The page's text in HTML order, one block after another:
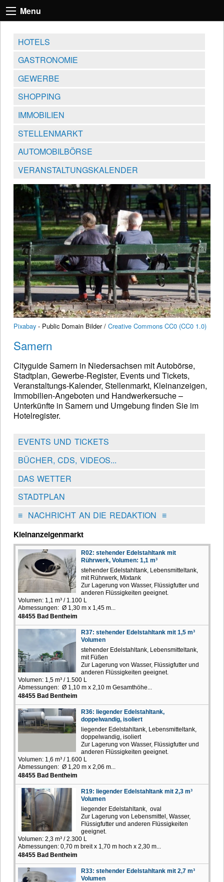
Menu
HOTELS
GASTRONOMIE
GEWERBE
SHOPPING
IMMOBILIEN
STELLENMARKT
AUTOMOBILBÖRSE
VERANSTALTUNGSKALENDER
Pixabay - Public Domain Bilder / Creative Commons CC0 (CC0 1.0)
Samern
Cityguide Samern in Niedersachsen mit Autobörse,
Stadtplan, Gewerbe-Register, Events und Tickets,
Veranstaltungs-Kalender, Stellenmarkt, Kleinanzeigen,
Immobilien-Angeboten und Handwerkersuche –
Unterkünfte in Samern und Umgebung finden Sie im
Hotelregister.
EVENTS UND TICKETS
BÜCHER, CDS, VIDEOS...
DAS WETTER
STADTPLAN
≡NACHRICHT AN DIE REDAKTION ≡
Kleinanzeigenmarkt
R02: stehender Edelstahltank mit
Rührwerk, Volumen: 1,1 m³
stehender Edelstahltank, Lebensmitteltank,
mit Rührwerk, Mixtank
Zur Lagerung von Wasser, Flüssigfutter und
anderen Flüssigkeiten geeignet.
Volumen: 1,1 m³ / 1.100 L
Abmessungen: Ø 1,30 m x 1,45 m...
48455 Bad Bentheim
R37: stehender Edelstahltank mit 1,5 m³
Volumen
stehender Edelstahltank, Lebensmitteltank,
mit Füßen
Zur Lagerung von Wasser, Flüssigfutter und
anderen Flüssigkeiten geeignet.
Volumen: 1,5 m³ / 1.500 L
Abmessungen: Ø 1,10 m x 2,10 m Gesamthöhe...
48455 Bad Bentheim
R36: liegender Edelstahltank,
doppelwandig, isoliert
liegender Edelstahltank, Lebensmitteltank,
doppelwandig, isoliert
Zur Lagerung von Wasser, Flüssigfutter und
anderen Flüssigkeiten geeignet.
Volumen: 1,6 m³ / 1.600 L
Abmessungen: Ø 1,20 m x 2,06 m...
48455 Bad Bentheim
R19: liegender Edelstahltank mit 2,3 m³
Volumen
liegender Edelstahltank, oval
Zur Lagerung von Lebensmittel, Wasser,
Flüssigfutter und anderen Flüssigkeiten
geeignet.
Volumen: 2,3 m³ / 2.300 L
Abmessungen: 0,70 m breit x 1,70 m hoch x 2,30 m...
48455 Bad Bentheim
R33: stehender Edelstahltank mit 2,7 m³
Volumen